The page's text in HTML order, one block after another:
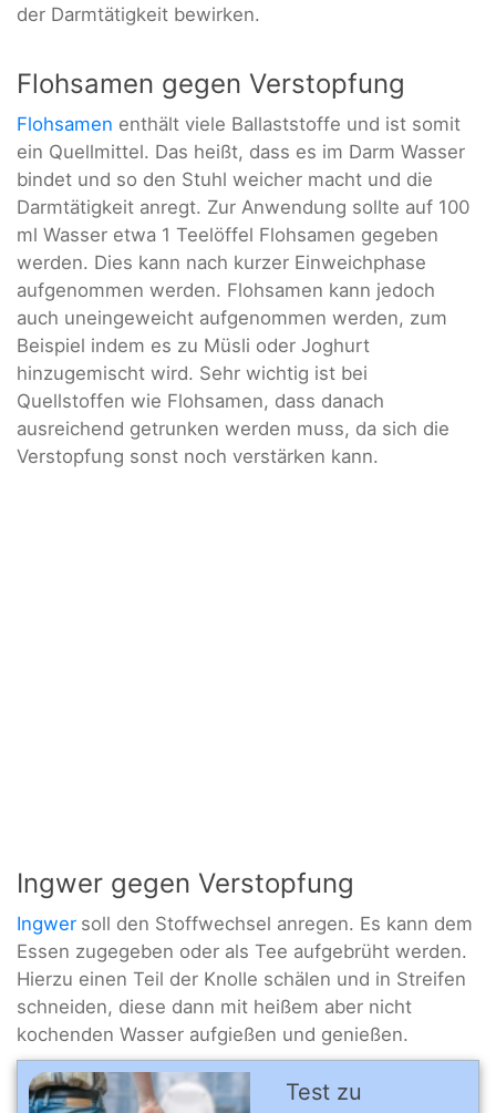
der Darmtätigkeit bewirken.
Flohsamen gegen Verstopfung
Flohsamen enthält viele Ballaststoffe und ist somit
ein Quellmittel. Das heißt, dass es im Darm Wasser
bindet und so den Stuhl weicher macht und die
Darmtätigkeit anregt. Zur Anwendung sollte auf 100
ml Wasser etwa 1 Teelöffel Flohsamen gegeben
werden. Dies kann nach kurzer Einweichphase
aufgenommen werden. Flohsamen kann jedoch
auch uneingeweicht aufgenommen werden, zum
Beispiel indem es zu Müsli oder Joghurt
hinzugemischt wird. Sehr wichtig ist bei
Quellstoffen wie Flohsamen, dass danach
ausreichend getrunken werden muss, da sich die
Verstopfung sonst noch verstärken kann.
Ingwer gegen Verstopfung
Ingwer soll den Stoffwechsel anregen. Es kann dem
Essen zugegeben oder als Tee aufgebrüht werden.
Hierzu einen Teil der Knolle schälen und in Streifen
schneiden, diese dann mit heißem aber nicht
kochenden Wasser aufgießen und genießen.
Test zu